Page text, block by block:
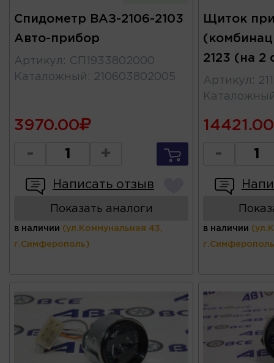
Спидометр ВАЗ-2106-2103
Авто-прибор
Артикул : СП1933802000
Каталожный : 210603802005
3970.00
- +
Написать отзыв
Показать аналоги
в наличии (ул.Коммунальная 43,
г.Симферополь)
Щиток
2123 (на 2
Артикул :
14421.00
-
в наличии